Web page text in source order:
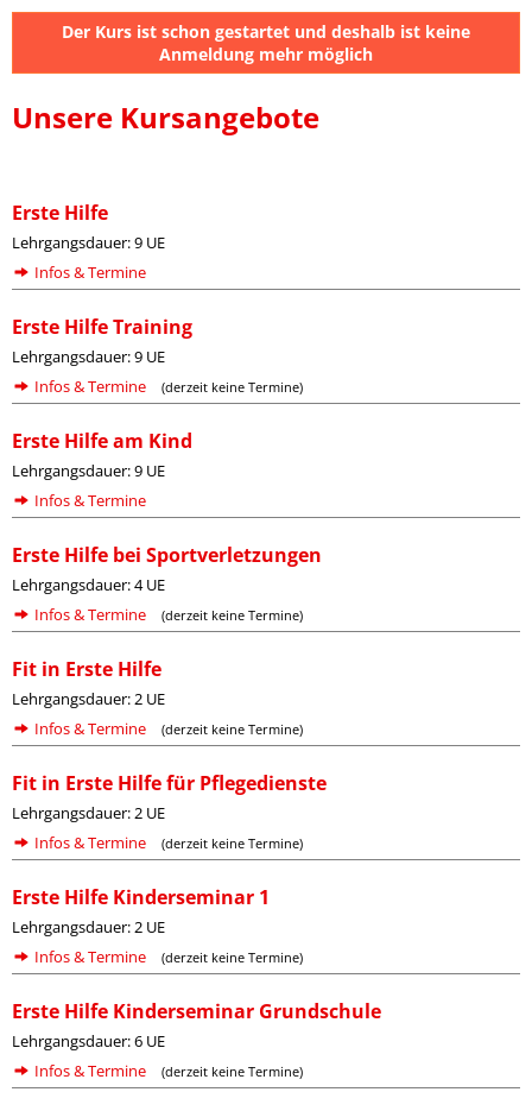
Der Kurs ist schon gestartet und deshalb ist keine
Anmeldung mehr möglich
Unsere Kursangebote
Erste Hilfe
Lehrgangsdauer: 9 UE
Infos & Termine
Erste Hilfe Training
Lehrgangsdauer: 9 UE
Infos & Termine
(derzeit keine Termine)
Erste Hilfe am Kind
Lehrgangsdauer: 9 UE
Infos & Termine
Erste Hilfe bei Sportverletzungen
Lehrgangsdauer: 4 UE
Infos & Termine
(derzeit keine Termine)
Fit in Erste Hilfe
Lehrgangsdauer: 2 UE
Infos & Termine
(derzeit keine Termine)
Fit in Erste Hilfe für Pflegedienste
Lehrgangsdauer: 2 UE
Infos & Termine
(derzeit keine Termine)
Erste Hilfe Kinderseminar 1
Lehrgangsdauer: 2 UE
Infos & Termine
(derzeit keine Termine)
Erste Hilfe Kinderseminar Grundschule
Lehrgangsdauer: 6 UE
Infos & Termine
(derzeit keine Termine)